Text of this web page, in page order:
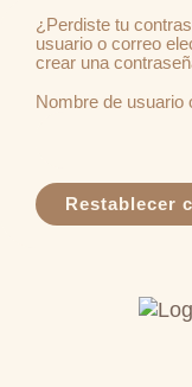
¿Perdiste tu
usuario o correo
crear una
Nombre de usuario
Restablecer